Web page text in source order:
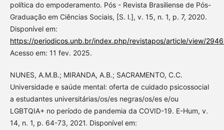
política do empoderamento. Pós - Revista Brasiliense de Pós-
Graduação em Ciências Sociais, [S. l.], v. 15, n. 1, p. 7, 2020.
Disponível em:
https://periodicos.unb.br/index.php/revistapos/article/view/
Acesso em: 11 fev. 2025.
NUNES, A.M.B.; MIRANDA, A.B.; SACRAMENTO, C.C.
Universidade e saúde mental: oferta de cuidado psicossocial
a estudantes universitárias/os/es negras/os/es e/ou
LGBTQIA+ no período de pandemia da COVID-19. E-Hum, v.
14, n. 1, p. 64-73, 2021. Disponível em: